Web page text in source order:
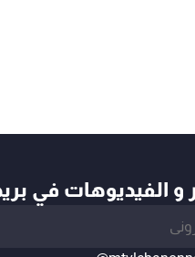
و الفيديوهات في